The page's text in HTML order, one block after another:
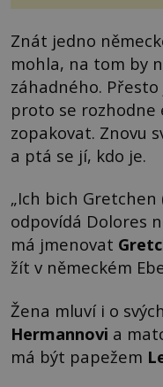
Znát jedno
mohla, na tom by
záhadného.
proto se
zopakovat. Znovu
a ptá se jí, kdo je.
„Ich bich Gretchen
odpovídá Dolores
má jmenovat
žít v německém
Žena mluví i o
Hermannovi a
má být papežem